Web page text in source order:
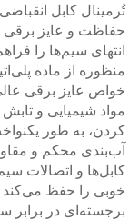
حفاظت و عایز برقی
انتهای سیم‌ها را
منظوره از ماده
خواص عایز برقی
کردن، به طور
آب‌بندی محکم و
خوبی را حفظ
برجسته‌ای در برابر